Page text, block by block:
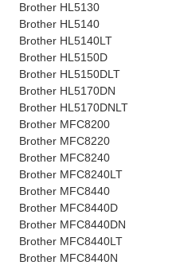
Brother HL5130
Brother HL5140
Brother HL5140LT
Brother HL5150D
Brother HL5150DLT
Brother HL5170DN
Brother HL5170DNLT
Brother MFC8200
Brother MFC8220
Brother MFC8240
Brother MFC8240LT
Brother MFC8440
Brother MFC8440D
Brother MFC8440DN
Brother MFC8440LT
Brother MFC8440N